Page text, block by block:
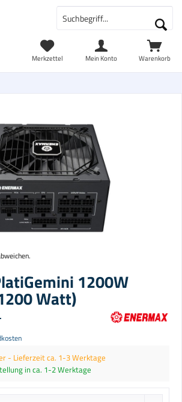
Warenkorb
Merkzettel Mein Konto
1200W
Watt)
- Lieferzeit ca. 1-3 Werktage
in ca. 1-2 Werktage